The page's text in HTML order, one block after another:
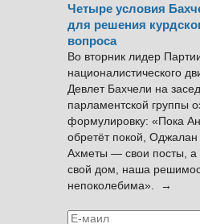
Четыре условия
для решения
вопроса
Во вторник лидер
националистического
Девлет Бахчели на
парламентской группы
формулировку: «Пока
обретёт покой,
Ахметы — свои посты,
свой дом, наша
непоколебима». →